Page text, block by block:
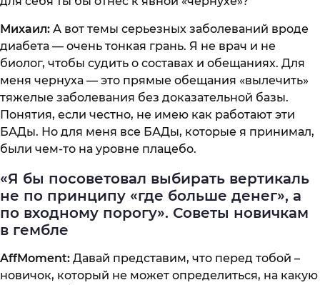
Михаил: А вот темы серьезных заболеваний вроде
диабета — очень тонкая грань. Я не врач и не
биолог, чтобы судить о составах и обещаниях. Для
меня чернуха — это прямые обещания «вылечить»
тяжелые заболевания без доказательной базы.
Понятия, если честно, не имею как работают эти
БАДы. Но для меня все БАДы, которые я принимал,
были чем-то на уровне плацебо.
«Я бы посоветовал выбирать вертикаль
не по принципу «где больше денег», а
по входному порогу». Советы новичкам
в гембле
AffMoment: Давай представим, что перед тобой –
новичок, который не может определиться, на какую